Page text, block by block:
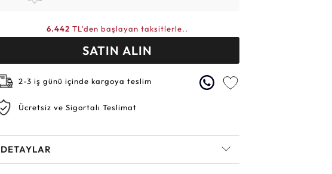
6.442 TL'den başlayan taksitlerle..
SATIN ALIN
2-3 iş günü içinde kargoya teslim
Ücretsiz ve Sigortalı Teslimat
DETAYLAR